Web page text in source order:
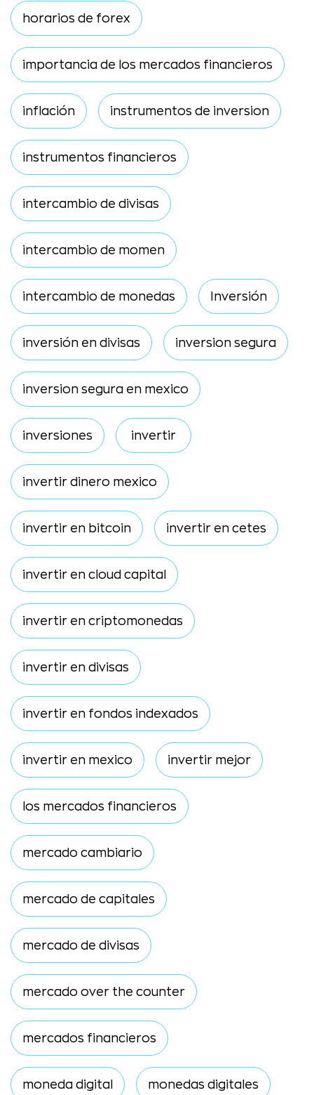
horarios de forex
importancia de los mercados financieros
inflación instrumentos de inversion
instrumentos financieros
intercambio de divisas
intercambio de momen
intercambio de monedas Inversión
inversión en divisas inversion segura
inversion segura en mexico
inversiones invertir
invertir dinero mexico
invertir en bitcoin invertir en cetes
invertir en cloud capital
invertir en criptomonedas
invertir en divisas
invertir en fondos indexados
invertir en mexico invertir mejor
los mercados financieros
mercado cambiario
mercado de capitales
mercado de divisas
mercado over the counter
mercados financieros
moneda digital monedas digitales